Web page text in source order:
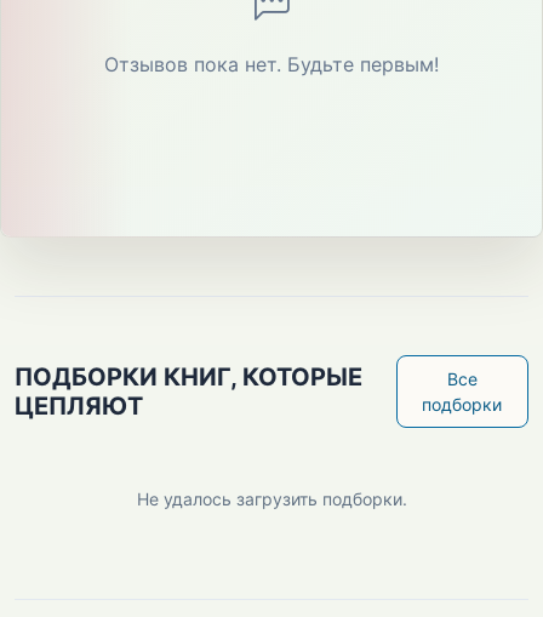
Отзывов пока нет. Будьте первым!
ПОДБОРКИ КНИГ, КОТОРЫЕ
ЦЕПЛЯЮТ
Все
подборки
Не удалось загрузить подборки.